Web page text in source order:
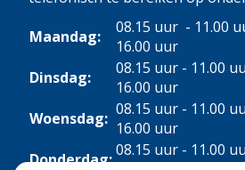
Maandag:
08.15 uur - 11.00
16.00 uur
Dinsdag:
08.15 uur - 11.00
16.00 uur
Woensdag: 08.15 uur - 11.00
16.00 uur
Donderdag:08.15 uur - 11.00